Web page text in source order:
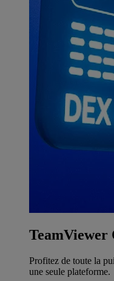
TeamViewer
Profitez de toute la
une seule plateforme.